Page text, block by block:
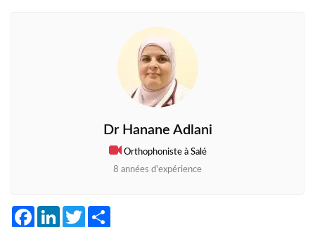
Dr Hanane Adlani
Orthophoniste à Salé
8 années d'expérience
FacebookLinkedInTwitter